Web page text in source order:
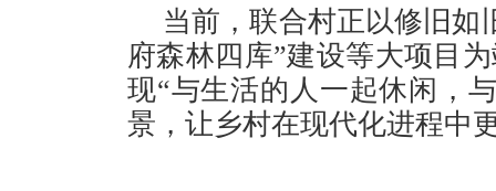
当前，联合村正以修旧如
府森林四库”建设等大项目
现“与生活的人一起休闲，
景，让乡村在现代化进程中